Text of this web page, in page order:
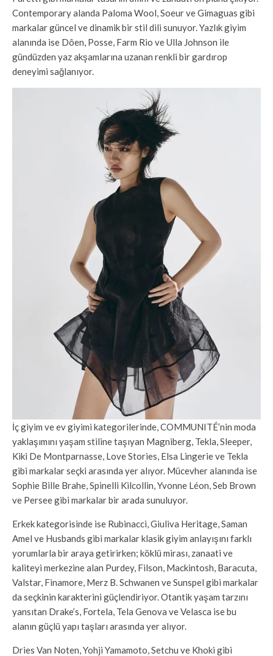
Contemporary alanda Paloma Wool, Soeur ve Gimaguas gibi
markalar güncel ve dinamik bir stil dili sunuyor. Yazlık giyim
alanında ise Dôen, Posse, Farm Rio ve Ulla Johnson ile
gündüzden yaz akşamlarına uzanan renkli bir gardırop
deneyimi sağlanıyor.
İç giyim ve ev giyimi kategorilerinde, COMMUNITÉ’nin moda
yaklaşımını yaşam stiline taşıyan Magniberg, Tekla, Sleeper,
Kiki De Montparnasse, Love Stories, Elsa Lingerie ve Tekla
gibi markalar seçki arasında yer alıyor. Mücevher alanında ise
Sophie Bille Brahe, Spinelli Kilcollin, Yvonne Léon, Seb Brown
ve Persee gibi markalar bir arada sunuluyor.
Erkek kategorisinde ise Rubinacci, Giuliva Heritage, Saman
Amel ve Husbands gibi markalar klasik giyim anlayışını farklı
yorumlarla bir araya getirirken; köklü mirası, zanaati ve
kaliteyi merkezine alan Purdey, Filson, Mackintosh, Baracuta,
Valstar, Finamore, Merz B. Schwanen ve Sunspel gibi markalar
da seçkinin karakterini güçlendiriyor. Otantik yaşam tarzını
yansıtan Drake’s, Fortela, Tela Genova ve Velasca ise bu
alanın güçlü yapı taşları arasında yer alıyor.
Dries Van Noten, Yohji Yamamoto, Setchu ve Khoki gibi